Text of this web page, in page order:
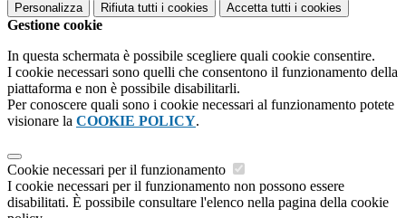
Personalizza Rifiuta tutti i cookies Accetta tutti i cookies
Gestione cookie
In questa schermata è possibile scegliere quali cookie consentire.
I cookie necessari sono quelli che consentono il funzionamento della
piattaforma e non è possibile disabilitarli.
Per conoscere quali sono i cookie necessari al funzionamento potete
visionare la COOKIE POLICY.
Cookie necessari per il funzionamento
I cookie necessari per il funzionamento non possono essere
disabilitati. È possibile consultare l'elenco nella pagina della cookie